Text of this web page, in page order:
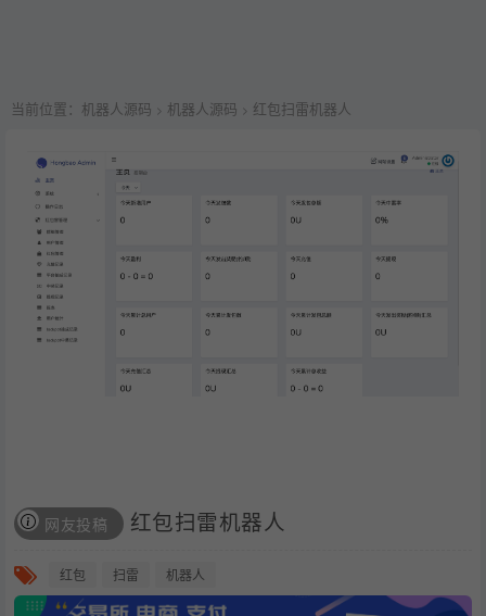
当前位置： 机器人源码 > 机器人源码 > 红包扫雷机器人
网友投稿 红包扫雷机器人
红包 扫雷 机器人